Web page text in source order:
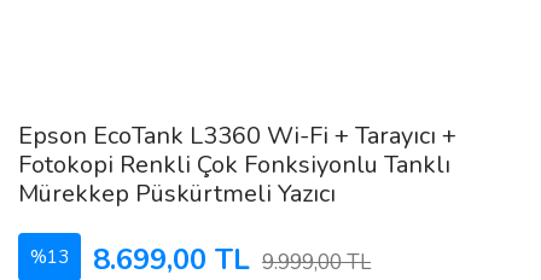
Epson EcoTank L3360 Wi-Fi + Tarayıcı +
Fotokopi Renkli Çok Fonksiyonlu Tanklı
Mürekkep Püskürtmeli Yazıcı
%13 8.699,00 TL 9.999,00 TL